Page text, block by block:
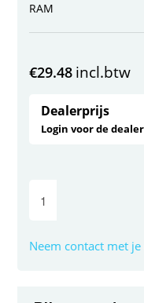
RAM
€29.48 incl.btw
Dealerprijs
Login voor de
Neem contact met